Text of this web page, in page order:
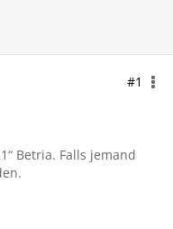
#1
Betria. Falls jemand